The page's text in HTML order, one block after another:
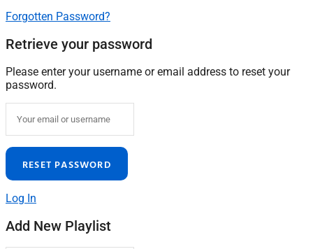
Forgotten Password?
Retrieve your password
Please enter your username or email address to reset your
password.
Log In
Add New Playlist